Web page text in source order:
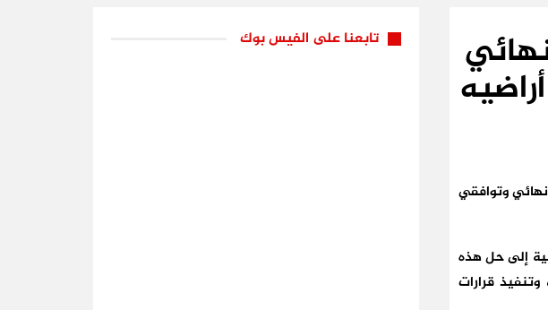
وتوافقي
إلى حل هذه
قرارات
تابعنا على الفيس بوك